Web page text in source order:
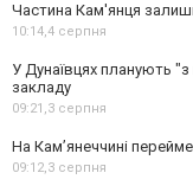
Частина Кам'янця
10:14,4 серпня
У Дунаївцях планують
закладу
09:21,3 серпня
На Камʼянеччині
09:12,3 серпня